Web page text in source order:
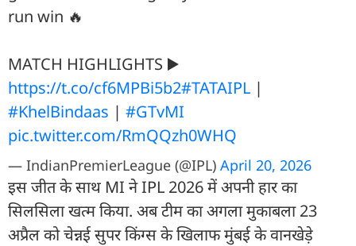
run win 🔥
MATCH HIGHLIGHTS ▶️
https://t.co/cf6MPBi5b2#TATAIPL |
#KhelBindaas | #GTvMI
pic.twitter.com/RmQQzh0WHQ
— IndianPremierLeague (@IPL) April 20, 2026
इस जीत के साथ MI ने IPL 2026 में अपनी हार का
सिलसिला खत्म किया. अब टीम का अगला मुकाबला 23
अप्रैल को चेन्नई सुपर किंग्स के खिलाफ मुंबई के वानखेड़े